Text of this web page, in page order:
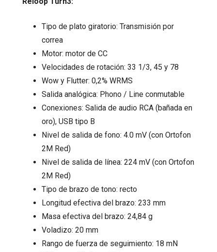
Tipo de plato giratorio: Transmisión por
correa
Motor: motor de CC
Velocidades de rotación: 33 1/3, 45 y 78
Wow y Flutter: 0,2% WRMS
Salida analógica: Phono / Line conmutable
Conexiones: Salida de audio RCA (bañada en
oro), USB tipo B
Nivel de salida de fono: 4.0 mV (con Ortofon
2M Red)
Nivel de salida de línea: 224 mV (con Ortofon
2M Red)
Tipo de brazo de tono: recto
Longitud efectiva del brazo: 233 mm
Masa efectiva del brazo: 24,84 g
Voladizo: 20 mm
Rango de fuerza de seguimiento: 18 mN